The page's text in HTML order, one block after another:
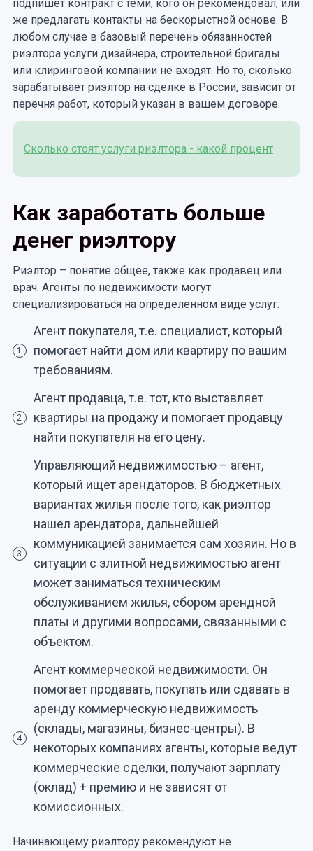
подпишет контракт с теми, кого он рекомендовал, или
же предлагать контакты на бескорыстной основе. В
любом случае в базовый перечень обязанностей
риэлтора услуги дизайнера, строительной бригады
или клиринговой компании не входят. Но то, сколько
зарабатывает риэлтор на сделке в России, зависит от
перечня работ, который указан в вашем договоре.
Сколько стоят услуги риэлтора - какой процент
Как заработать больше
денег риэлтору
Риэлтор – понятие общее, также как продавец или
врач. Агенты по недвижимости могут
специализироваться на определенном виде услуг:
1
Агент покупателя, т.е. специалист, который
помогает найти дом или квартиру по вашим
требованиям.
2
Агент продавца, т.е. тот, кто выставляет
квартиры на продажу и помогает продавцу
найти покупателя на его цену.
3
Управляющий недвижимостью – агент,
который ищет арендаторов. В бюджетных
вариантах жилья после того, как риэлтор
нашел арендатора, дальнейшей
коммуникацией занимается сам хозяин. Но в
ситуации с элитной недвижимостью агент
может заниматься техническим
обслуживанием жилья, сбором арендной
платы и другими вопросами, связанными с
объектом.
4
Агент коммерческой недвижимости. Он
помогает продавать, покупать или сдавать в
аренду коммерческую недвижимость
(склады, магазины, бизнес-центры). В
некоторых компаниях агенты, которые ведут
коммерческие сделки, получают зарплату
(оклад) + премию и не зависят от
комиссионных.
Начинающему риэлтору рекомендуют не